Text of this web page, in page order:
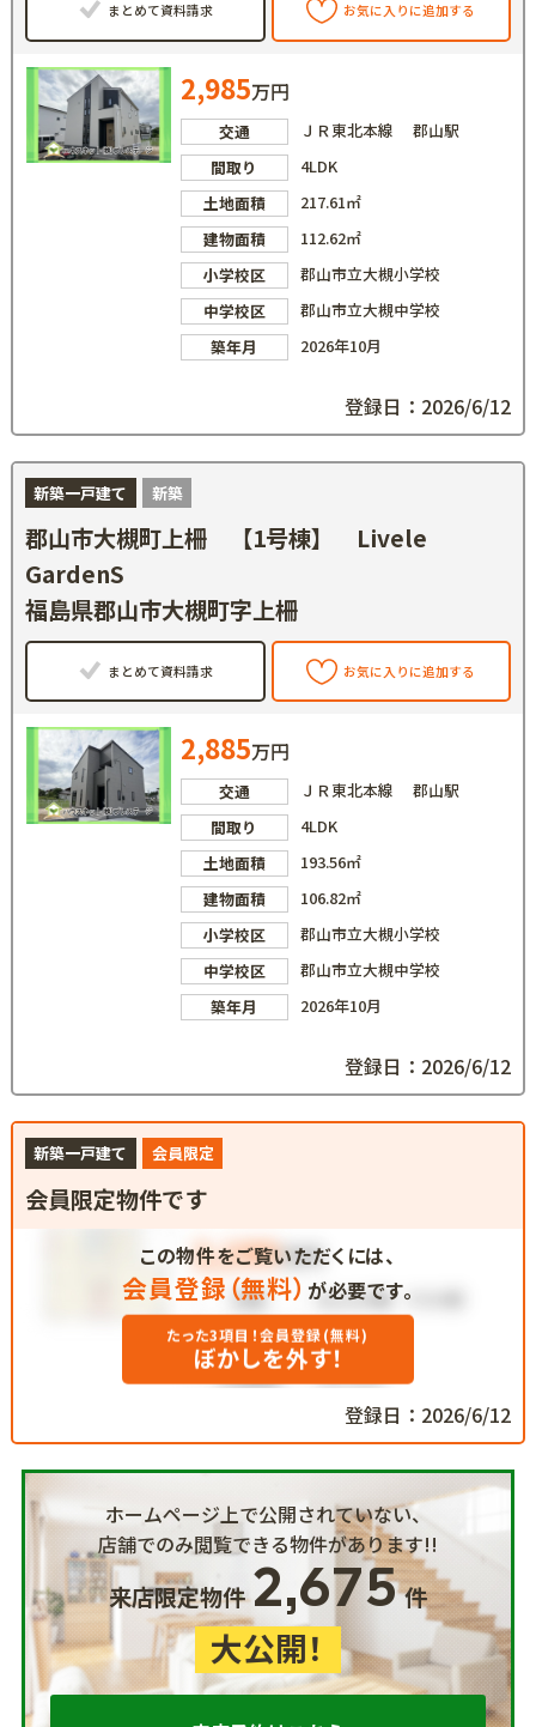
まとめて資料請求 お気に入りに追加する
2,985万円
交通
ＪＲ東北本線 郡山駅
間取り
4LDK
土地面積
217.61㎡
建物面積
112.62㎡
小学校区
郡山市立大槻小学校
中学校区
郡山市立大槻中学校
築年月
2026年10月
登録日：2026/6/12
新築一戸建て 新築
郡山市大槻町上柵 【1号棟】 Livele
GardenS
福島県郡山市大槻町字上柵
まとめて資料請求 お気に入りに追加する
2,885万円
交通
ＪＲ東北本線 郡山駅
間取り
4LDK
土地面積
193.56㎡
建物面積
106.82㎡
小学校区
郡山市立大槻小学校
中学校区
郡山市立大槻中学校
築年月
2026年10月
登録日：2026/6/12
新築一戸建て 会員限定
会員限定物件です
この物件をご覧いただくには、
会員登録（無料） が必要です。
たった3項目！会員登録(無料)
ぼかしを外す！
登録日：2026/6/12
ホームページ上で公開されていない、
店舗でのみ閲覧できる物件があります!!
来店限定物件2,675件
大公開！